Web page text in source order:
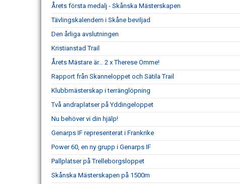
Årets första medalj - Skånska Mästerskapen
Tävlingskalendern i Skåne beviljad
Den årliga avslutningen
Kristianstad Trail
Årets Mästare är… 2 x Therese Omme!
Rapport från Skanneloppet och Sätila Trail
Klubbmästerskap i terränglöpning
Två andraplatser på Yddingeloppet
Nu behöver vi din hjälp!
Genarps IF representerat i Frankrike
Power 60, en ny grupp i Genarps IF
Pallplatser på Trelleborgsloppet
Skånska Mästerskapen på 1500m